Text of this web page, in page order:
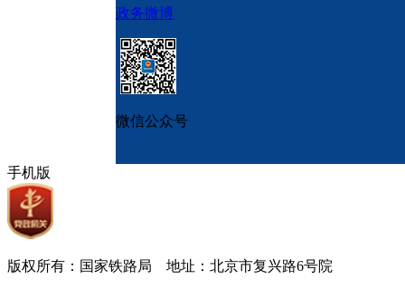
政务微博
微信公众号
手机版
版权所有：国家铁路局 地址：北京市复兴路6号院